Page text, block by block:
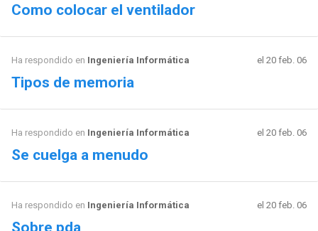
Como colocar el ventilador
Ha respondido en Ingeniería Informática el 20 feb. 06
Tipos de memoria
Ha respondido en Ingeniería Informática el 20 feb. 06
Se cuelga a menudo
Ha respondido en Ingeniería Informática el 20 feb. 06
Sobre pda